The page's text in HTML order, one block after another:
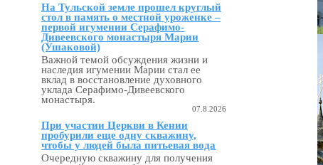
На Тульской земле прошел круглый
стол в память о местной уроженке –
первой игумении Серафимо-
Дивеевского монастыря Марии
(Ушаковой)
Важной темой обсуждения жизни и
наследия игумении Марии стал ее
вклад в восстановление духовного
уклада Серафимо‑Дивеевского
монастыря.
07.8.2026
При участии Церкви в Кении
пробурили еще одну скважину,
чтобы у людей была питьевая вода
Очередную скважину для получения